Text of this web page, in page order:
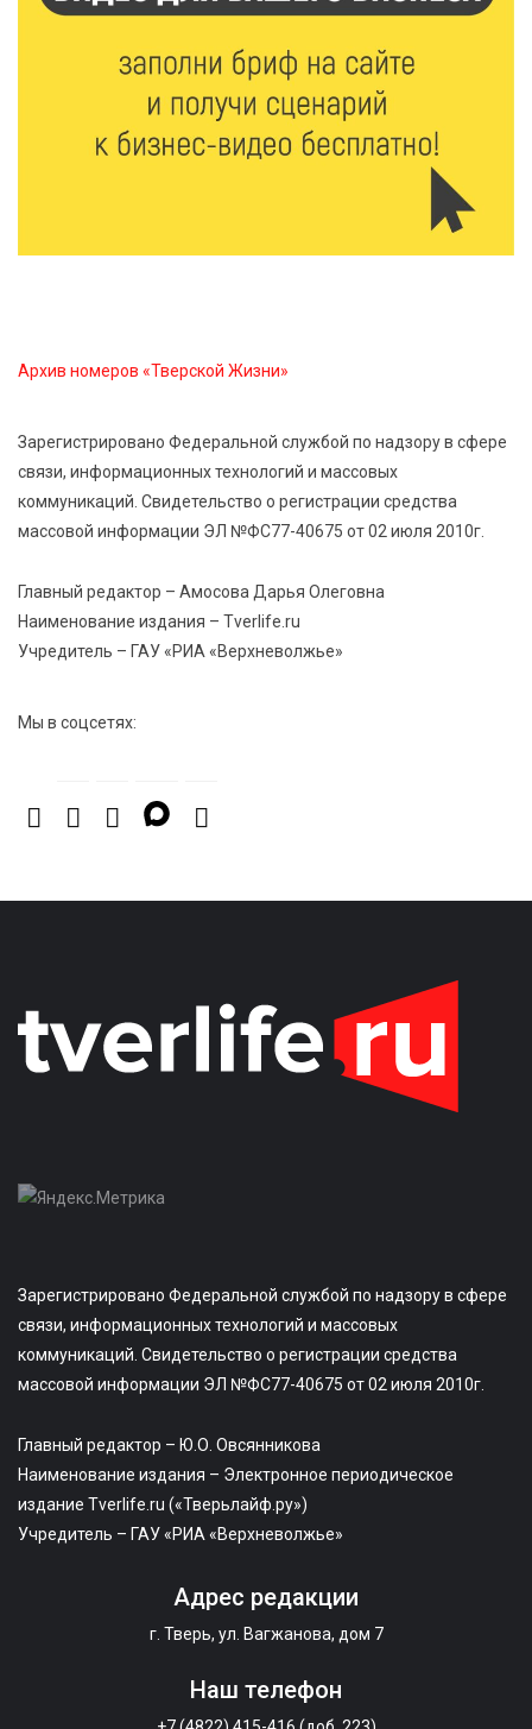
В Калининском округе отметят День
физкультурника масштабной Спартакиадой
5 Авг 2026 15:25 268
Около 2300 учащихся школ и колледжей прошли
5 Авг 2026 14:44 250
5 Авг 2026 14:32 386
Топ-4 направлений: какие специальности стали
самыми популярными у абитуриентов в 2026 году
5 Авг 2026 14:02 1138
В Введенской церкви Торжка завершился важный
этап реставрации
Архив номеров «Тверской Жизни»
Зарегистрировано Федеральной службой по надзору в сфере
связи, информационных технологий и массовых
коммуникаций. Свидетельство о регистрации средства
массовой информации ЭЛ №ФС77-40675 от 02 июля 2010г.
Главный редактор – Амосова Дарья Олеговна
Наименование издания – Tverlife.ru
Учредитель – ГАУ «РИА «Верхневолжье»
Мы в соцсетях:
Зарегистрировано Федеральной службой по надзору в сфере
связи, информационных технологий и массовых
коммуникаций. Свидетельство о регистрации средства
массовой информации ЭЛ №ФС77-40675 от 02 июля 2010г.
Главный редактор – Ю.О. Овсянникова
Наименование издания – Электронное периодическое
издание Tverlife.ru («Тверьлайф.ру»)
Учредитель – ГАУ «РИА «Верхневолжье»
Адрес редакции
г. Тверь, ул. Вагжанова, дом 7
Наш телефон